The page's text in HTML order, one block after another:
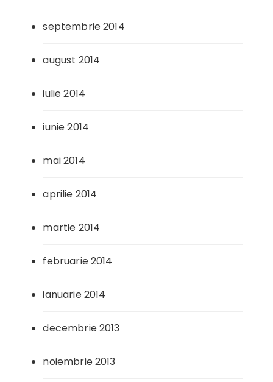
septembrie 2014
august 2014
iulie 2014
iunie 2014
mai 2014
aprilie 2014
martie 2014
februarie 2014
ianuarie 2014
decembrie 2013
noiembrie 2013